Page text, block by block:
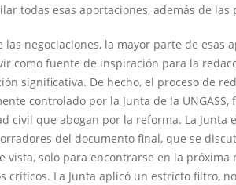
todas esas aportaciones, además de
negociaciones, la mayor parte de esas
como fuente de inspiración para la
significativa. De hecho, el proceso de
controlado por la Junta de la
civil que abogan por la reforma. La Junta
del documento final, que se
vista, solo para encontrarse en la
críticos. La Junta aplicó un estricto filtro,